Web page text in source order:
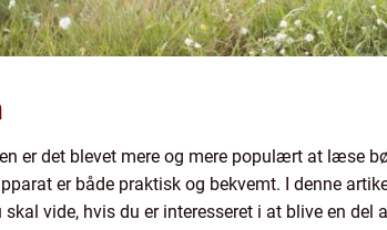
er det blevet mere og mere populært at læse
er både praktisk og bekvemt. I denne
vide, hvis du er interesseret i at blive en del